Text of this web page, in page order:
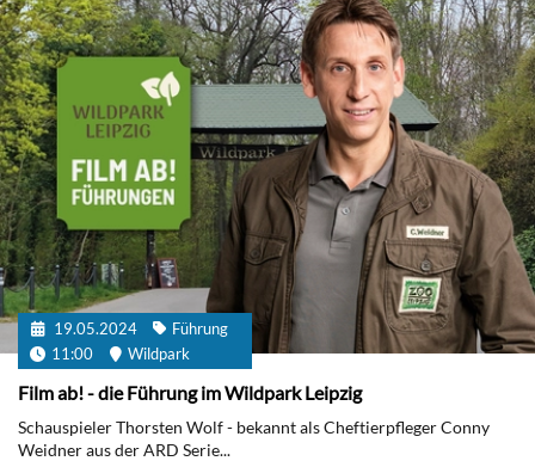
19.05.2024
Führung
11:00
Wildpark
Film ab! - die Führung im Wildpark Leipzig
Schauspieler Thorsten Wolf - bekannt als Cheftierpfleger Conny
Weidner aus der ARD Serie...